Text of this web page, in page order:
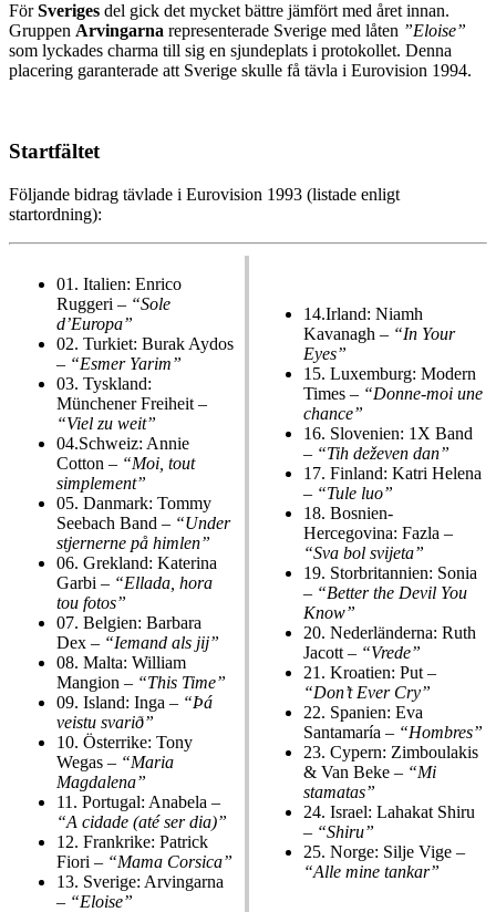
FörSveriges del gick det mycket bättre jämfört med året innan.
Gruppen Arvingarna representerade Sverige med låten ”Eloise”
som lyckades charma till sig en sjundeplats i protokollet. Denna
placering garanterade att Sverige skulle få tävla i Eurovision 1994.
Startfältet
Följande bidrag tävlade i Eurovision 1993 (listade enligt
startordning):
01. Italien: Enrico
Ruggeri – “Sole
d’Europa”
02. Turkiet: Burak Aydos
– “Esmer Yarim”
03. Tyskland:
Münchener Freiheit –
“Viel zu weit”
04.Schweiz: Annie
Cotton – “Moi, tout
simplement”
05. Danmark: Tommy
Seebach Band – “Under
stjernerne på himlen”
06. Grekland: Katerina
Garbi – “Ellada, hora
tou fotos”
07. Belgien: Barbara
Dex – “Iemand als jij”
08. Malta: William
Mangion – “This Time”
09. Island: Inga – “Þá
veistu svarið”
10. Österrike: Tony
Wegas – “Maria
Magdalena”
11. Portugal: Anabela –
“A cidade (até ser dia)”
12. Frankrike: Patrick
Fiori – “Mama Corsica”
13. Sverige: Arvingarna
– “Eloise”
14.Irland: Niamh
Kavanagh – “In Your
Eyes”
15. Luxemburg: Modern
Times – “Donne-moi une
chance”
16. Slovenien: 1X Band
– “Tih deževen dan”
17. Finland: Katri Helena
– “Tule luo”
18. Bosnien-
Hercegovina: Fazla –
“Sva bol svijeta”
19. Storbritannien: Sonia
– “Better the Devil You
Know”
20. Nederländerna: Ruth
Jacott – “Vrede”
21. Kroatien: Put –
“Don’t Ever Cry”
22. Spanien: Eva
Santamaría – “Hombres”
23. Cypern: Zimboulakis
& Van Beke – “Mi
stamatas”
24. Israel: Lahakat Shiru
– “Shiru”
25. Norge: Silje Vige –
“Alle mine tankar”